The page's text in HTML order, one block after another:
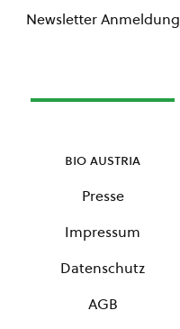
Newsletter Anmeldung
bio austria
Presse
Impressum
Datenschutz
AGB